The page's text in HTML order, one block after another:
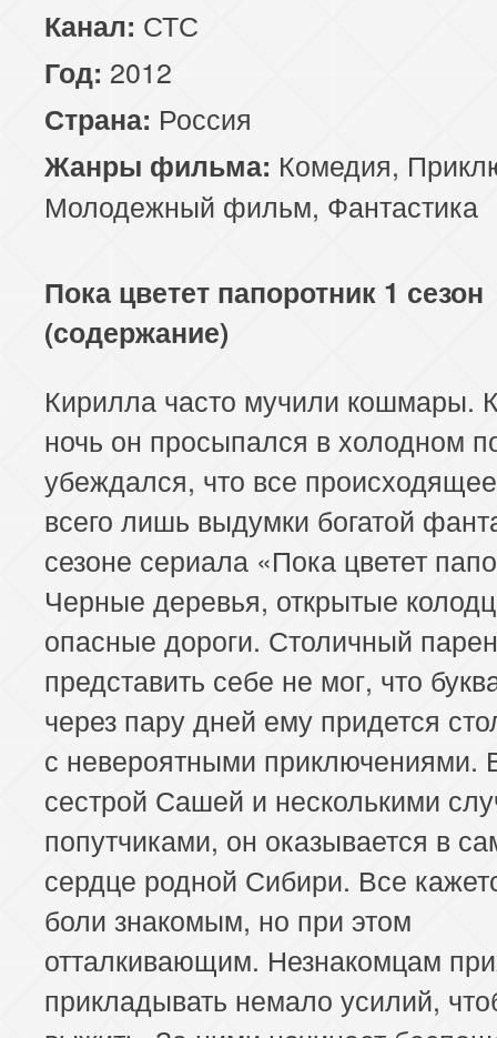
Канал: СТС
Год: 2012
Страна: Россия
Жанры фильма: Комедия,
Молодежный фильм, Фантастика
Пока цветет папоротник 1 сезон
(содержание)
Кирилла часто мучили кошмары.
ночь он просыпался в холодном
убеждался, что все происходящее
всего лишь выдумки богатой
сезоне сериала «Пока цветет
Черные деревья, открытые
опасные дороги. Столичный
представить себе не мог, что
через пару дней ему придется
с невероятными приключениями.
сестрой Сашей и несколькими
попутчиками, он оказывается в
сердце родной Сибири. Все
боли знакомым, но при этом
отталкивающим. Незнакомцам
прикладывать немало усилий,